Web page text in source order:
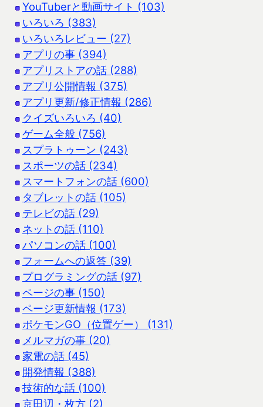
YouTuberと動画サイト (103)
いろいろ (383)
いろいろレビュー (27)
アプリの事 (394)
アプリストアの話 (288)
アプリ公開情報 (375)
アプリ更新/修正情報 (286)
クイズいろいろ (40)
ゲーム全般 (756)
スプラトゥーン (243)
スポーツの話 (234)
スマートフォンの話 (600)
タブレットの話 (105)
テレビの話 (29)
ネットの話 (110)
パソコンの話 (100)
フォームへの返答 (39)
プログラミングの話 (97)
ページの事 (150)
ページ更新情報 (173)
ポケモンGO（位置ゲー） (131)
メルマガの事 (20)
家電の話 (45)
開発情報 (388)
技術的な話 (100)
京田辺・枚方 (2)